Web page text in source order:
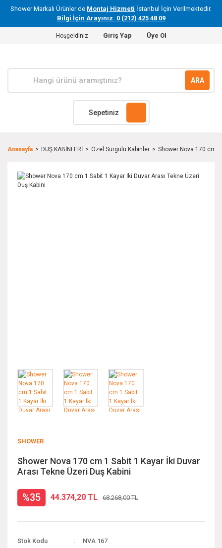
Shower Markalı Ürünler de Montaj Hizmeti İstanbul İçin Verilmektedir.
Bilgi İçin Arayınız. 0 (212) 425 48 09
Hoşgeldiniz Giriş Yap Üye Ol
ARA
Sepetiniz
Anasayfa DUŞ KABİNLERİ Özel Sürgülü Kabinler Shower Nova 170 cm 1
SHOWER
Shower Nova 170 cm 1 Sabit 1 Kayar İki Duvar
Arası Tekne Üzeri Duş Kabini
%35 44.374,20 TL 68.268,00 TL
Stok Kodu
NVA 167